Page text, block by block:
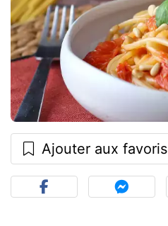
Ajouter aux favoris